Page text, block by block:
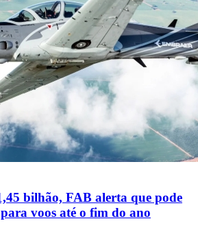
bilhão, FAB alerta que pode
voos até o fim do ano